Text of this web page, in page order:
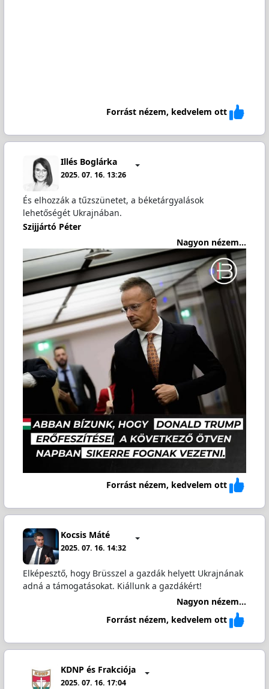
Forrást nézem, kedvelem ott
Illés Boglárka
2025. 07. 16. 13:26
És elhozzák a tűzszünetet, a béketárgyalások
lehetőségét Ukrajnában.
Szijjártó Péter
Nagyon nézem...
Forrást nézem, kedvelem ott
Kocsis Máté
2025. 07. 16. 14:32
Elképesztő, hogy Brüsszel a gazdák helyett Ukrajnának
adná a támogatásokat. Kiállunk a gazdákért!
Nagyon nézem...
Forrást nézem, kedvelem ott
KDNP és Frakciója
2025. 07. 16. 17:04